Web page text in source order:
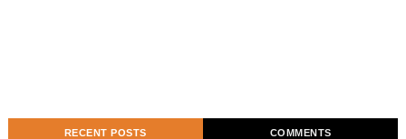
RECENT POSTS COMMENTS